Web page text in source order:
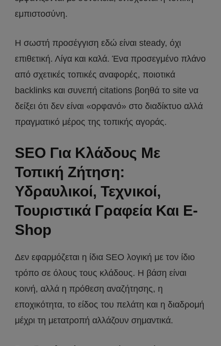
εμπιστοσύνη.
Η σωστή προσέγγιση εδώ είναι steady, όχι
επιθετική. Λίγα και καλά. Ένα προσεγμένο πλάνο
από σχετικές τοπικές αναφορές, ποιοτικά
backlinks και συνεπή citations βοηθά το site να
δείξει ότι δεν είναι «ορφανό» στο διαδίκτυο αλλά
πραγματικό μέρος της τοπικής αγοράς.
SEO Για Κλάδους Με
Τοπική Ζήτηση:
Υδραυλικοί, Τεχνικοί,
Τουριστικά Γραφεία Και E-
Shop
Δεν εφαρμόζεται η ίδια SEO λογική με τον ίδιο
τρόπο σε όλους τους κλάδους. Η βάση είναι
κοινή, αλλά η πρόθεση αναζήτησης, η
εποχικότητα, το είδος του πελάτη και η διαδρομή
μέχρι τη μετατροπή αλλάζουν σημαντικά.